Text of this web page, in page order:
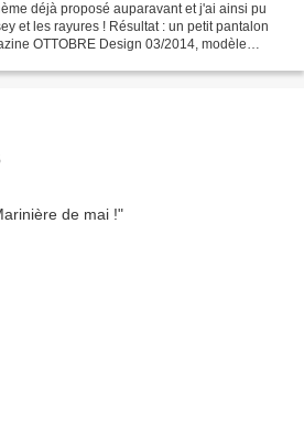
déjà proposé auparavant et j'ai ainsi pu
et les rayures ! Résultat : un petit pantalon
OTTOBRE Design 03/2014, modèle